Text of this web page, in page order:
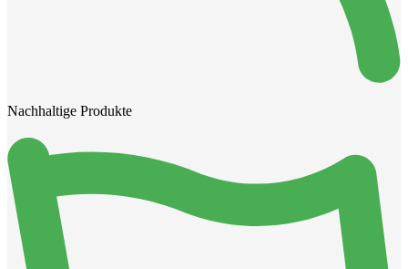
Nachhaltige Produkte